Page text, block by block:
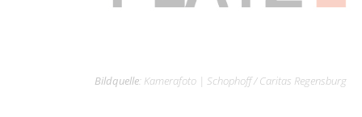
Bildquelle: Kamerafoto | Schophoff / Caritas Regensburg